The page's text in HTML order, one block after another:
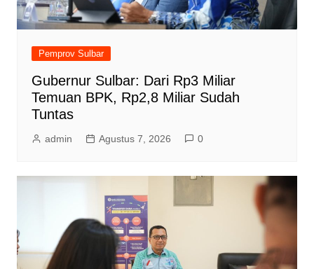
Pemprov Sulbar
Gubernur Sulbar: Dari Rp3 Miliar
Temuan BPK, Rp2,8 Miliar Sudah
Tuntas
admin Agustus 7, 2026 0